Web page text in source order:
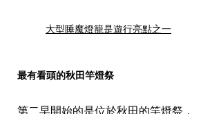
大型睡魔燈籠是遊行亮點之一
最有看頭的秋田竿燈祭